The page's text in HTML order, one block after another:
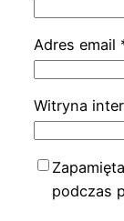
Adres email
Witryna
podczas